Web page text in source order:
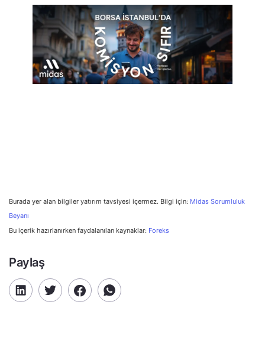
Burada yer alan bilgiler yatırım tavsiyesi içermez. Bilgi için: Midas Sorumluluk
Beyanı
Bu içerik hazırlanırken faydalanılan kaynaklar: Foreks
Paylaş